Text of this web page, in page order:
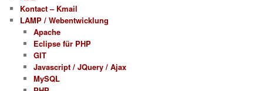
Kontact – Kmail
LAMP / Webentwicklung
Apache
Eclipse für PHP
GIT
Javascript / JQuery / Ajax
MySQL